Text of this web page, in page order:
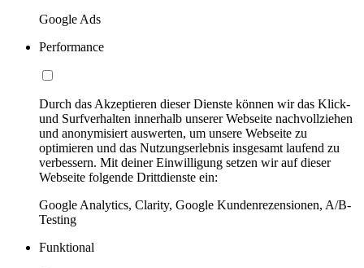
Google Ads
Performance
Durch das Akzeptieren dieser Dienste können wir das Klick-
und Surfverhalten innerhalb unserer Webseite nachvollziehen
und anonymisiert auswerten, um unsere Webseite zu
optimieren und das Nutzungserlebnis insgesamt laufend zu
verbessern. Mit deiner Einwilligung setzen wir auf dieser
Webseite folgende Drittdienste ein:
Google Analytics, Clarity, Google Kundenrezensionen, A/B-
Testing
Funktional